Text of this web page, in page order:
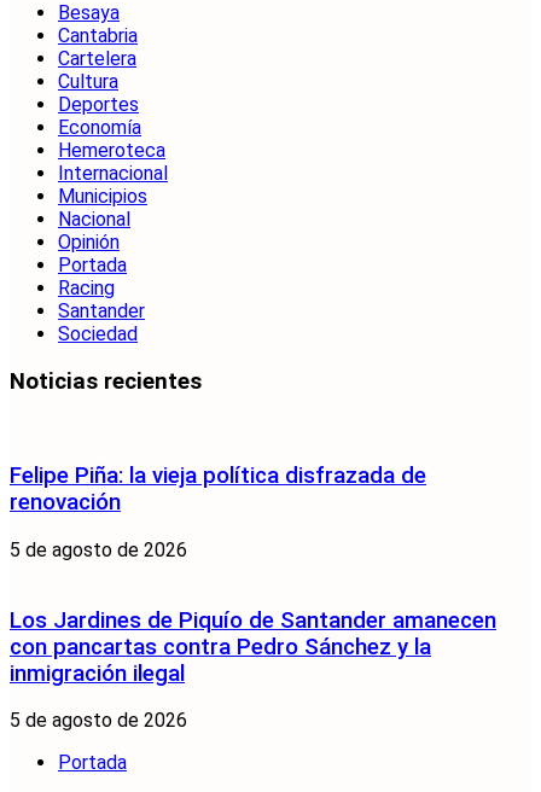
Besaya
Cantabria
Cartelera
Cultura
Deportes
Economía
Hemeroteca
Internacional
Municipios
Nacional
Opinión
Portada
Racing
Santander
Sociedad
Noticias recientes
Felipe Piña: la vieja política disfrazada de
renovación
5 de agosto de 2026
Los Jardines de Piquío de Santander amanecen
con pancartas contra Pedro Sánchez y la
inmigración ilegal
5 de agosto de 2026
Portada